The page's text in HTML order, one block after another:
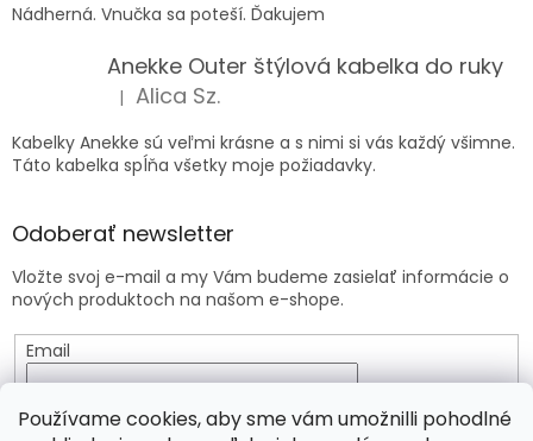
Používame cookies, aby sme vám umožnilli pohodlné
Nádherná. Vnučka sa poteší. Ďakujem
Anekke Outer štýlová kabelka do ruky
Hodnotenie produktu je 5 z 5 hviezdičiek.
| Alica Sz.
Kabelky Anekke sú veľmi krásne a s nimi si vás každý všimne.
Táto kabelka spĺňa všetky moje požiadavky.
Odoberať newsletter
Vložte svoj e-mail a my Vám budeme zasielať informácie o
nových produktoch na našom e-shope.
Email
osobných údajov